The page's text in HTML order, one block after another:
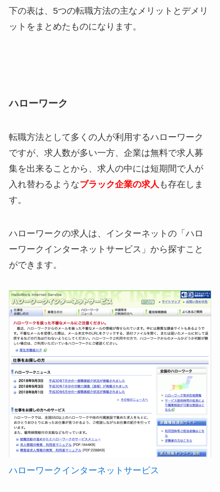
下の表は、5つの転職方法の主なメリットとデメリ
ットをまとめたものになります。
ハローワーク
転職方法として多くの人が利用するハローワーク
ですが、求人数が多い一方、企業は無料で求人募
集を出来ることから、求人の中には短期間で人が
入れ替わるようなブラック企業の求人 も存在しま
す。
ハローワークの求人は、インターネットの「ハロ
ーワークインターネットサービス」から探すこと
ができます。
ハローワークインターネットサービス